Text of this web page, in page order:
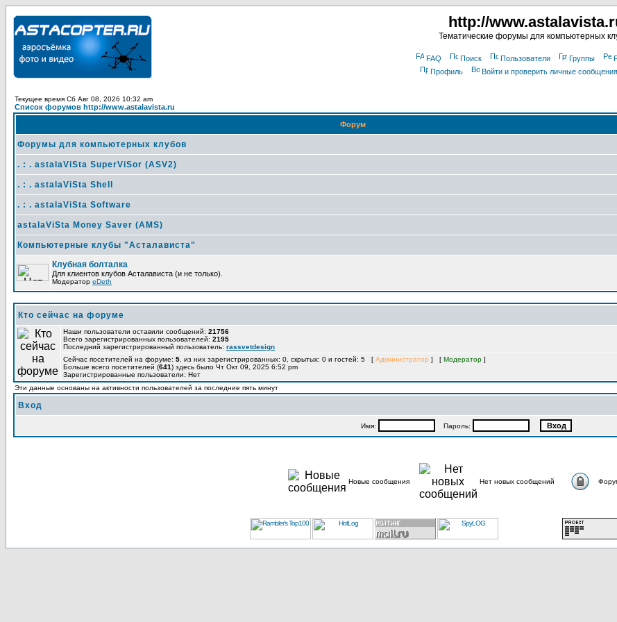
http://
Тематические форумы для компьютерных
FAQ Поиск Пользователи Группы
Профиль
Войти и проверить личные сообщения
Текущее время Сб Авг 08, 2026 10:32 am
Список форумов http://www.astalavista.ru
Форум
Форумы для компьютерных клубов
. : . astalaViSta SuperViSor (ASV2)
. : . astalaViSta Shell
. : . astalaViSta Software
astalaViSta Money Saver (AMS)
Компьютерные клубы "Асталависта"
Клубная болталка
Для клиентов клубов Асталависта (и не только).
Модератор eDeth
Кто сейчас на форуме
Наши пользователи оставили сообщений: 21756
Всего зарегистрированных пользователей: 2195
Последний зарегистрированный пользователь: rassvetdesign
Сейчас посетителей на форуме: 5 , из них зарегистрированных: 0, скрытых: 0 и гостей: 5 [ Администратор ] [ Модератор ]
Больше всего посетителей (641) здесь было Чт Окт 09, 2025 6:52 pm
Зарегистрированные пользователи: Нет
Эти данные основаны на активности пользователей за последние пять минут
Вход
Имя: Пароль:
Новые сообщения Нет новых сообщений